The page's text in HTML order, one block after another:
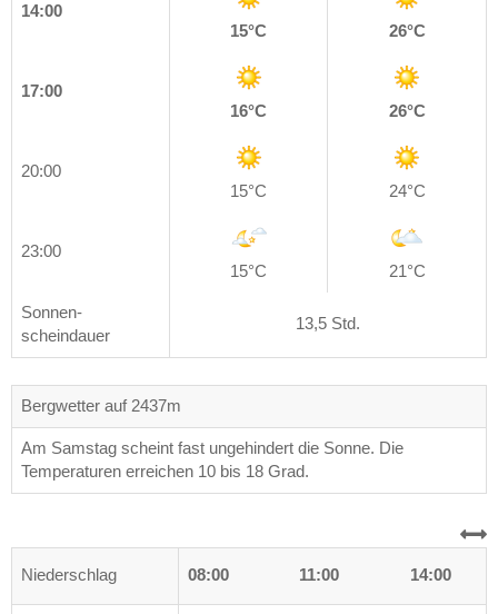
14:00
15°C
26°C
17:00
16°C
26°C
20:00
15°C
24°C
23:00
15°C
21°C
Sonnen-
scheindauer
13,5 Std.
Bergwetter auf 2437m
Am Samstag scheint fast ungehindert die Sonne. Die
Temperaturen erreichen 10 bis 18 Grad.
Niederschlag
05:00 08:00 11:00 14:00